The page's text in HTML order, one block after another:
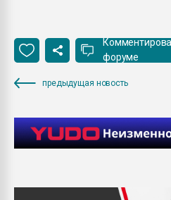
форуме
предыдущая новость